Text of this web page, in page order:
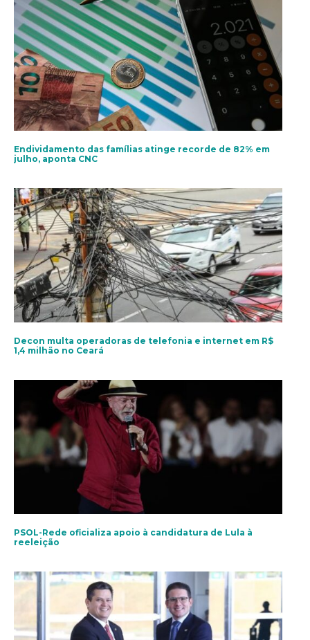
Endividamento das famílias atinge recorde de 82% em
julho, aponta CNC
Decon multa operadoras de telefonia e internet em R$
1,4 milhão no Ceará
PSOL-Rede oficializa apoio à candidatura de Lula à
reeleição